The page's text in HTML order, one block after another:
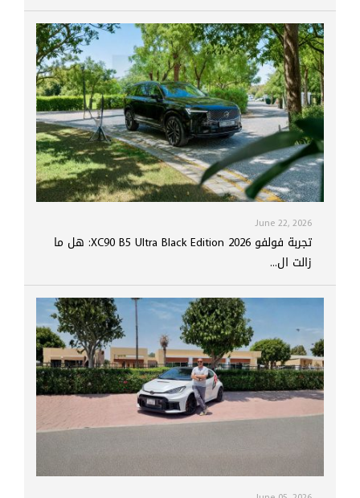
June 22, 2026
تجربة فولفو XC90 B5 Ultra Black Edition 2026: هل ما
زالت ال...